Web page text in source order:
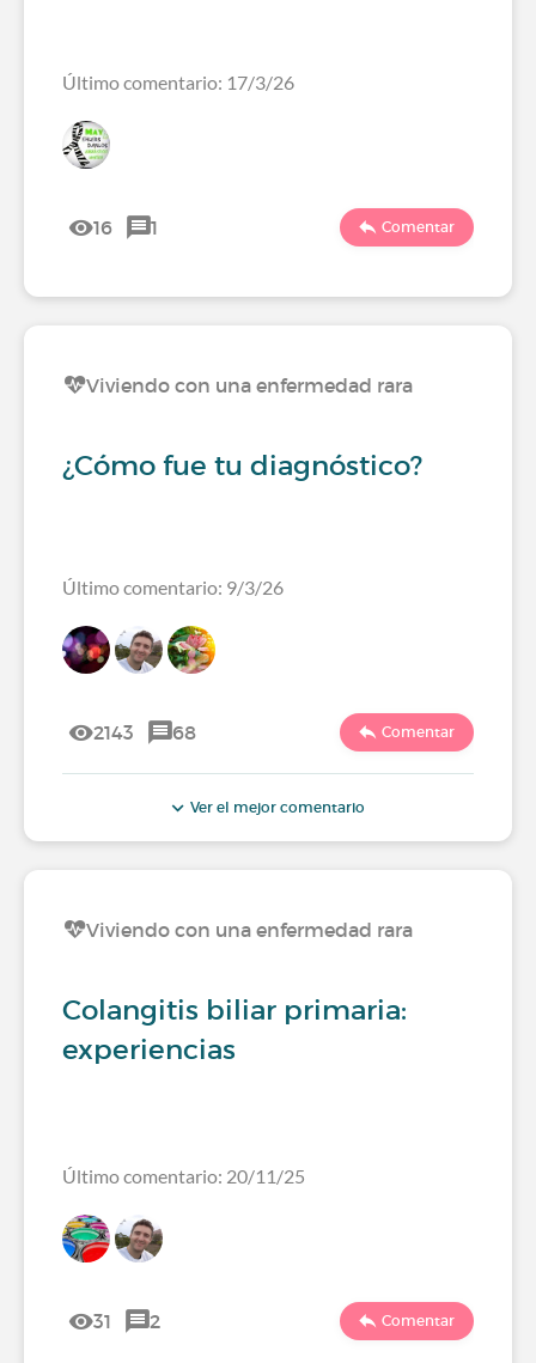
Último comentario: 17/3/26
16 1 Comentar
Viviendo con una enfermedad rara
¿Cómo fue tu diagnóstico?
Último comentario: 9/3/26
2143 68 Comentar
Ver el mejor comentario
Viviendo con una enfermedad rara
Colangitis biliar primaria:
experiencias
Último comentario: 20/11/25
31 2 Comentar